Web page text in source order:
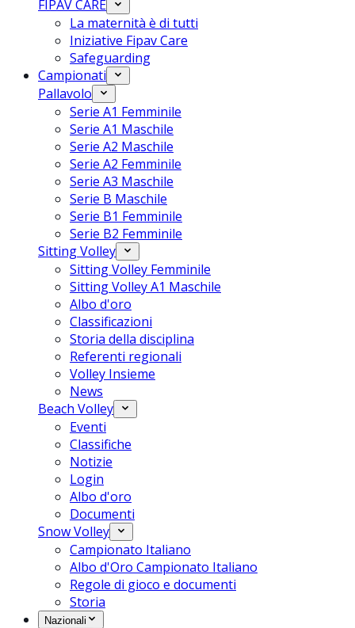
FIPAV CARE
La maternità è di tutti
Iniziative Fipav Care
Safeguarding
Campionati
Pallavolo
Serie A1 Femminile
Serie A1 Maschile
Serie A2 Maschile
Serie A2 Femminile
Serie A3 Maschile
Serie B Maschile
Serie B1 Femminile
Serie B2 Femminile
Sitting Volley
Sitting Volley Femminile
Sitting Volley A1 Maschile
Albo d'oro
Classificazioni
Storia della disciplina
Referenti regionali
Volley Insieme
News
Beach Volley
Eventi
Classifiche
Notizie
Login
Albo d'oro
Documenti
Snow Volley
Campionato Italiano
Albo d'Oro Campionato Italiano
Regole di gioco e documenti
Storia
Nazionali